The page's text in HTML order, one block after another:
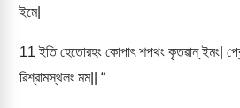
ইমে|
11 ইতি হেতোরহং কোপাৎ শপথং কৃতৱান্ ইমং|
ৱিশ্রামস্থলং মম|| “